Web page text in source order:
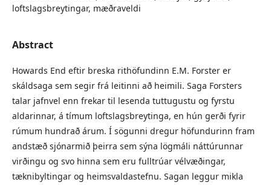
loftslagsbreytingar, mæðraveldi
Abstract
Howards End eftir breska rithöfundinn E.M. Forster er
skáldsaga sem segir frá leitinni að heimili. Saga Forsters
talar jafnvel enn frekar til lesenda tuttugustu og fyrstu
aldarinnar, á tímum loftslagsbreytinga, en hún gerði fyrir
rúmum hundrað árum. Í sögunni dregur höfundurinn fram
andstæð sjónarmið þeirra sem sýna lögmáli náttúrunnar
virðingu og svo hinna sem eru fulltrúar vélvæðingar,
tæknibyltingar og heimsvaldastefnu. Sagan leggur mikla